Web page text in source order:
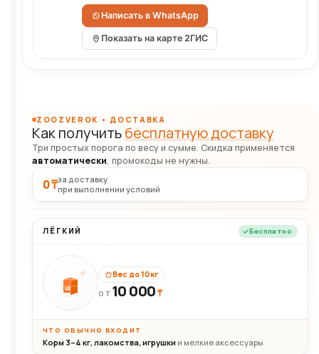
Написать в WhatsApp
Показать на карте 2ГИС
ZOOZVEROK • ДОСТАВКА
Как получитьбесплатную доставку
Три простых порога по весу и сумме. Скидка применяется
автоматически, промокоды не нужны.
0 ₸за доставку
при выполнении условий
ЛЁГКИЙ Бесплатно
10кг
Вес до 10 кг
ОТ 10 000₸
ЧТО ОБЫЧНО ВХОДИТ
Корм 3–4 кг, лакомства, игрушки и мелкие аксессуары